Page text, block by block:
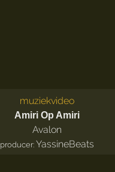
muziekvideo
Amiri Op Amiri
Avalon
producer: YassineBeats